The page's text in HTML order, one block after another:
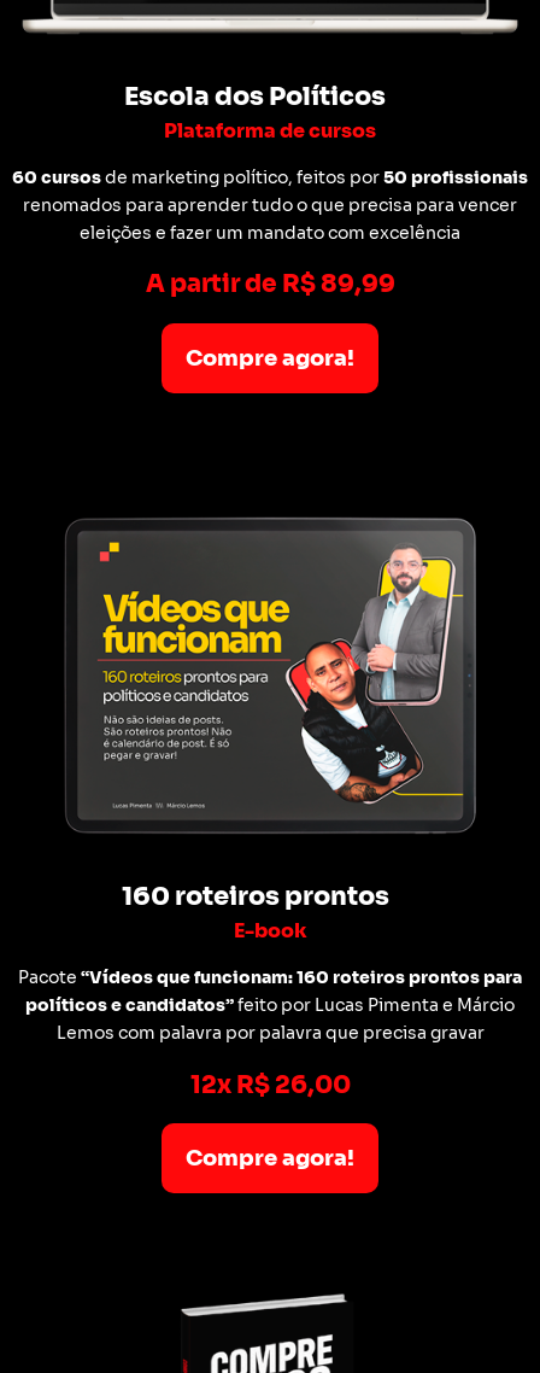
Escola dos Políticos
Plataforma de cursos
60 cursosde marketing político, feitos por50 profissionais
renomados para aprender tudo o que precisa para vencer
eleições e fazer um mandato com excelência
A partir de R$ 89,99
Compre agora!
160 roteiros prontos
E-book
Pacote “Vídeos que funcionam: 160 roteiros prontos para
políticos e candidatos”feito por Lucas Pimenta e Márcio
Lemos com palavra por palavra que precisa gravar
12x R$ 26,00
Compre agora!